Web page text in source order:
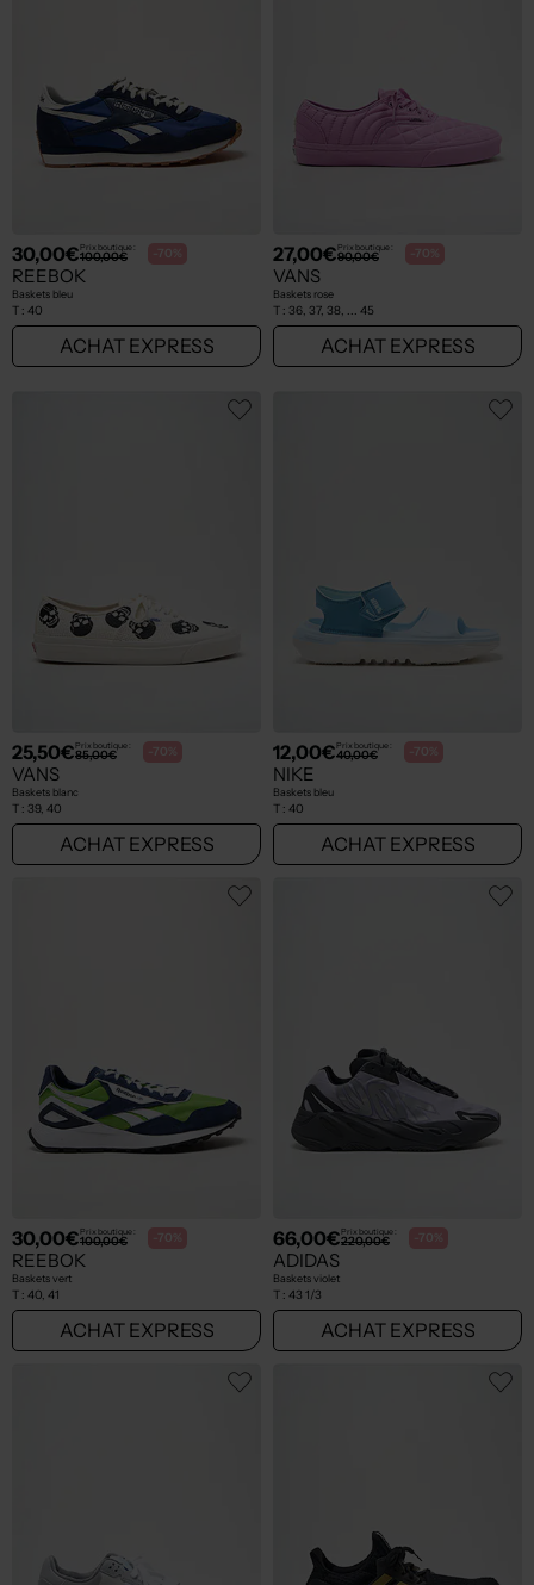
30,00€Prix boutique :
100,00€ -70%
REEBOK
Baskets bleu
T : 40
ACHAT EXPRESS
27,00€Prix boutique :
90,00€ -70%
VANS
Baskets rose
T : 36, 37, 38, ... 45
ACHAT EXPRESS
25,50€Prix boutique :
85,00€ -70%
VANS
Baskets blanc
T : 39, 40
ACHAT EXPRESS
12,00€Prix boutique :
40,00€ -70%
NIKE
Baskets bleu
T : 40
ACHAT EXPRESS
30,00€Prix boutique :
100,00€ -70%
REEBOK
Baskets vert
T : 40, 41
ACHAT EXPRESS
66,00€Prix boutique :
220,00€ -70%
ADIDAS
Baskets violet
T : 43 1/3
ACHAT EXPRESS